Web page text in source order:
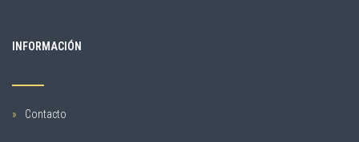
INFORMACIÓN
Contacto